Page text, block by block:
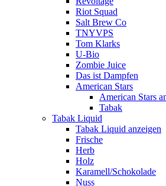
Riot Squad
Salt Brew Co
TNYVPS
Tom Klarks
U-Bio
Zombie Juice
Das ist Dampfen
American Stars
American Stars
Tabak
Tabak Liquid
Tabak Liquid anzeigen
Frische
Herb
Holz
Karamell/Schokolade
Nuss